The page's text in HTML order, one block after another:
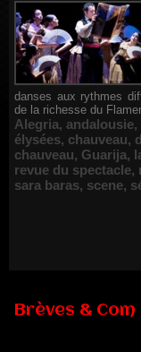
danses aux rythmes
de la richesse du
Alegria, andalousie,
élysées, chauveau,
chauveau, Guarija,
revue du spectacle,
sara baras, scene,
Brèves & Com